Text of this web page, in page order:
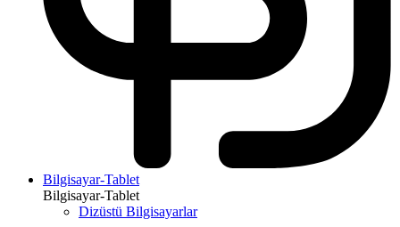
Bilgisayar-Tablet
Bilgisayar-Tablet
Dizüstü Bilgisayarlar